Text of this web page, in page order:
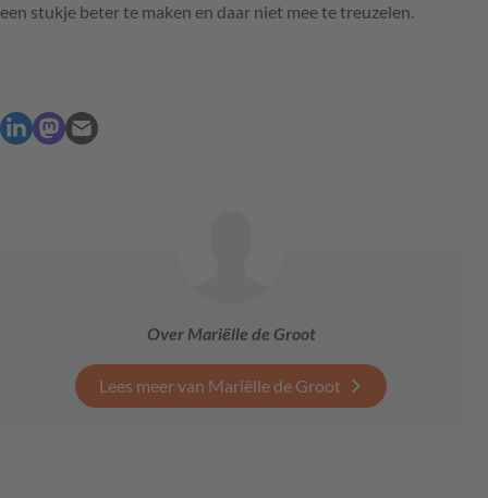
een stukje beter te maken en daar niet mee te treuzelen.
Over Mariëlle de Groot
Lees meer van Mariëlle de Groot